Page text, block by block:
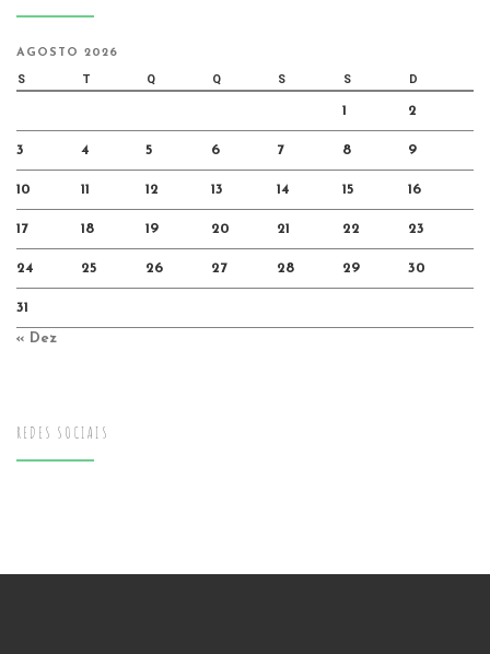
AGOSTO 2026
S T Q Q S S D
1 2
3 4 5 6 7 8 9
10 11 12 13 14 15 16
17 18 19 20 21 22 23
24 25 26 27 28 29 30
31
« Dez
REDES SOCIAIS